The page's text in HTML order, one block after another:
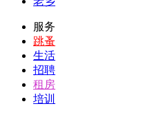
服务
跳蚤
生活
招聘
租房
培训